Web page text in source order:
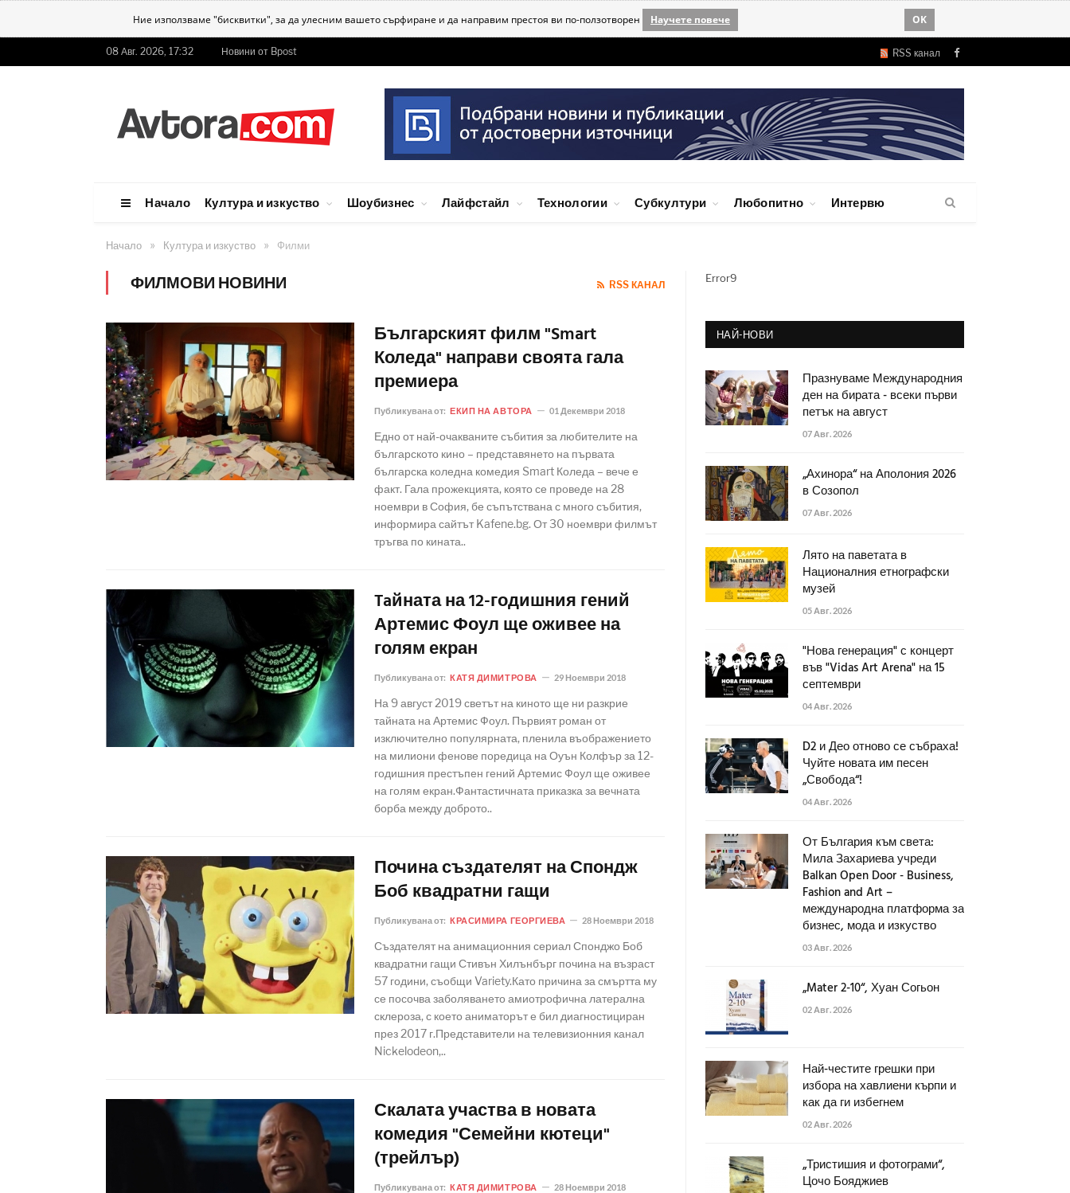
Ние използваме "бисквитки", за да улесним вашето сърфиране и да направим престоя ви по-ползотворен Научете повече OK
08 Авг. 2026, 17:32 Новини от Bpost RSS канал Facebook
Начало Култура и изкуство Шоубизнес Лайфстайл Технологии Субкултури Любопитно Интервю
Начало » Култура и изкуство » Филми
ФИЛМОВИ НОВИНИ RSS КАНАЛ
Българският филм "Smart
Коледа" направи своята гала
премиера
Публикувана от: ЕКИП НА АВТОРА 01 Декември 2018
Едно от най-очакваните събития за любителите на
българското кино – представянето на първата
българска коледна комедия Smart Коледа – вече е
факт. Гала прожекцията, която се проведе на 28
ноември в София, бе съпътствана с много събития,
информира сайтът Kafene.bg. От 30 ноември филмът
тръгва по кината..
Taйната на 12-годишния гений
Артемис Фоул ще оживее на
голям екран
Публикувана от: КАТЯ ДИМИТРОВА 29 Ноември 2018
На 9 август 2019 светът на киното ще ни разкрие
тайната на Артемис Фоул. Първият роман от
изключително популярната, пленила въображението
на милиони фенове поредица на Оуън Колфър за 12-
годишния престъпен гений Артемис Фоул ще оживее
на голям екран.Фантастичната приказка за вечната
борба между доброто..
Почина създателят на Спондж
Боб квадратни гащи
Публикувана от: КРАСИМИРА ГЕОРГИЕВА 28 Ноември 2018
Създателят на анимационния сериал Спонджо Боб
квадратни гащи Стивън Хилънбърг почина на възраст
57 години, съобщи Variety.Като причина за смъртта му
се посочва заболяването амиотрофична латерална
склероза, с което аниматорът е бил диагностициран
през 2017 г.Представители на телевизионния канал
Nickelodeon,..
Скалата участва в новата
комедия "Семейни кютеци"
(трейлър)
Публикувана от: КАТЯ ДИМИТРОВА 28 Ноември 2018
Error9
НАЙ-НОВИ
Празнуваме Международния
ден на бирата - всеки първи
петък на август
07 Авг. 2026
„Ахинора“ на Аполония 2026
в Созопол
07 Авг. 2026
Лято на паветата в
Националния етнографски
музей
05 Авг. 2026
"Нова генерация" с концерт
във "Vidas Art Arena" на 15
септември
04 Авг. 2026
D2 и Део отново се събраха!
Чуйте новата им песен
„Свобода“!
04 Авг. 2026
От България към света:
Мила Захариева учреди
Balkan Open Door - Business,
Fashion and Art –
международна платформа за
бизнес, мода и изкуство
03 Авг. 2026
„Mater 2-10“, Хуан Согьон
02 Авг. 2026
Най-честите грешки при
избора на хавлиени кърпи и
как да ги избегнем
02 Авг. 2026
„Тристишия и фотограми“,
Цочо Бояджиев